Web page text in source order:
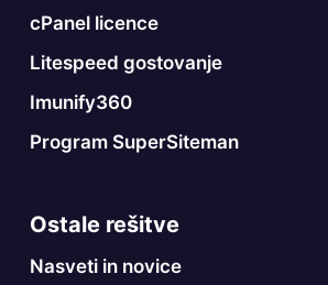
cPanel licence
Litespeed gostovanje
Imunify360
Program SuperSiteman
Ostale rešitve
Nasveti in novice